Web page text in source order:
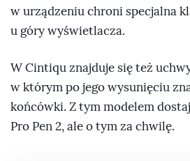
w urządzeniu chroni specjalna
u góry wyświetlacza.
W Cintiqu znajduje się też
w którym po jego wysunięciu
końcówki. Z tym modelem
Pro Pen 2, ale o tym za chwilę.